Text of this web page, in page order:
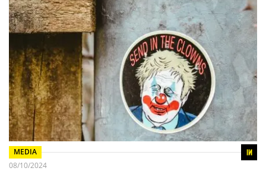
MEDIA
08/10/2024